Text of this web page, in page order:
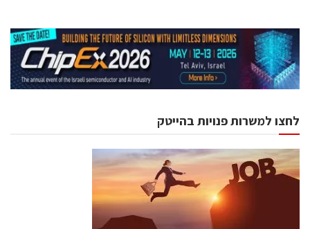
לחצו למשרות פנויות בהייטק